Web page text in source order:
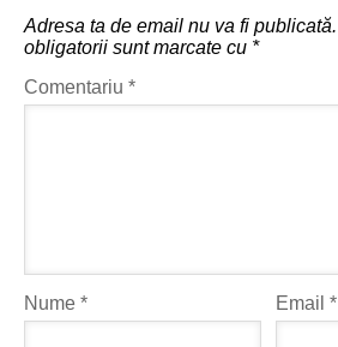
Adresa ta de email nu va fi publicată.
obligatorii sunt marcate cu *
Comentariu *
Nume * Email*